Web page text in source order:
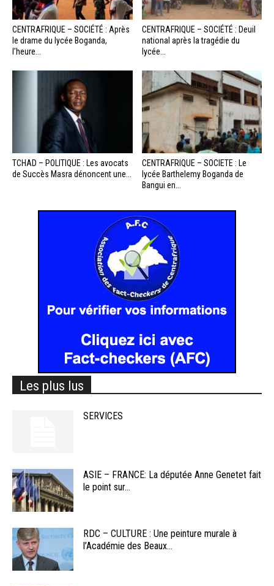
CENTRAFRIQUE – SOCIÉTÉ : Après
le drame du lycée Boganda,
l’heure...
CENTRAFRIQUE – SOCIÉTÉ : Deuil
national après la tragédie du
lycée...
TCHAD – POLITIQUE : Les avocats
de Succès Masra dénoncent une...
CENTRAFRIQUE – SOCIETE : Le
lycée Barthelemy Boganda de
Bangui en...
Les plus lus
SERVICES
ASIE – FRANCE: La députée Anne Genetet fait
le point sur...
RDC – CULTURE : Une peinture murale à
l’Académie des Beaux...